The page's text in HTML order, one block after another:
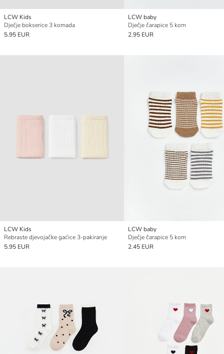
LCW Kids
Dječje bokserice 3 komada
5.95 EUR
LCW baby
Dječje čarapice 5 kom
2.95 EUR
LCW Kids
Rebraste djevojačke gaćice 3-pakiranje
5.95 EUR
LCW baby
Dječje čarapice 5 kom
2.45 EUR